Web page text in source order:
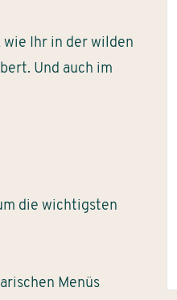
wie Ihr in der wilden
Und auch im
die wichtigsten
Menüs